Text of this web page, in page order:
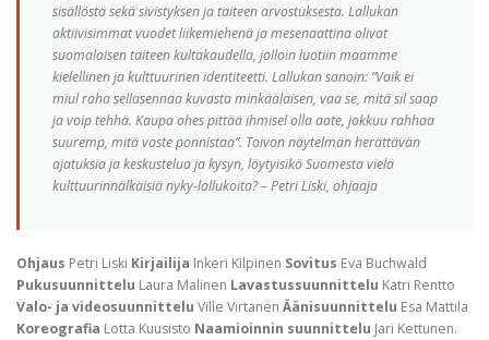
sisällöstä sekä sivistyksen ja taiteen arvostuksesta. Lallukan
aktiivisimmat vuodet liikemiehenä ja mesenaattina olivat
suomalaisen taiteen kultakaudella, jolloin luotiin maamme
kielellinen ja kulttuurinen identiteetti. Lallukan sanoin: ”Vaik ei
miul raha sellasennaa kuvasta minkäälaisen, vaa se, mitä sil saap
ja voip tehhä. Kaupa ohes pittää ihmisel olla aate, jokkuu rahhaa
suuremp, mitä vaste ponnistaa”. Toivon näytelmän herättävän
ajatuksia ja keskustelua ja kysyn, löytyisikö Suomesta vielä
kulttuurinnälkäisiä nyky-lallukoita? – Petri Liski, ohjaaja
Ohjaus Petri Liski Kirjailija Inkeri Kilpinen Sovitus Eva Buchwald
Pukusuunnittelu Laura Malinen Lavastussuunnittelu Katri Rentto
Valo- ja videosuunnittelu Ville Virtanen Äänisuunnittelu Esa Mattila
Koreografia Lotta Kuusisto Naamioinnin suunnittelu Jari Kettunen.